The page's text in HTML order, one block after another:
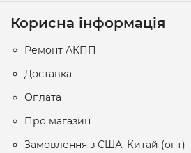
Корисна інформація
Ремонт АКПП
Доставка
Оплата
Про магазин
Замовлення з США, Китай (опт)